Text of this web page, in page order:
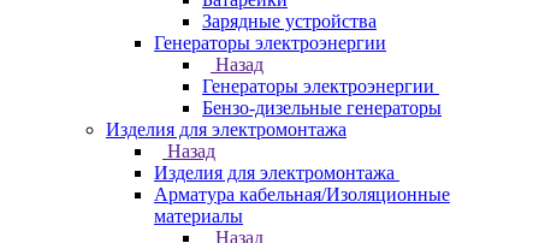
Зарядные устройства
Генераторы электроэнергии
Назад
Генераторы электроэнергии
Бензо-дизельные генераторы
Изделия для электромонтажа
Назад
Изделия для электромонтажа
Арматура кабельная/Изоляционные
материалы
Назад